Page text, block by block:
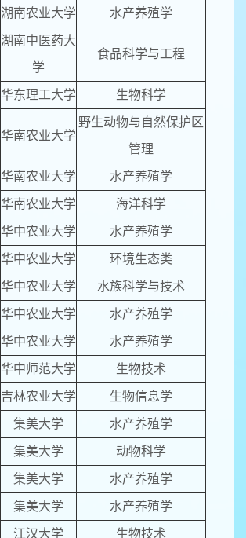
湖南农业大学 水产养殖学
湖南中医药大
学
食品科学与工程
华东理工大学 生物科学
华南农业大学
野生动物与自然保护区
管理
华南农业大学 水产养殖学
华南农业大学 海洋科学
华中农业大学 水产养殖学
华中农业大学 环境生态类
华中农业大学 水族科学与技术
华中农业大学 水产养殖学
华中农业大学 水产养殖学
华中师范大学 生物技术
吉林农业大学 生物信息学
集美大学 水产养殖学
集美大学 动物科学
集美大学 水产养殖学
集美大学 水产养殖学
江汉大学 生物技术